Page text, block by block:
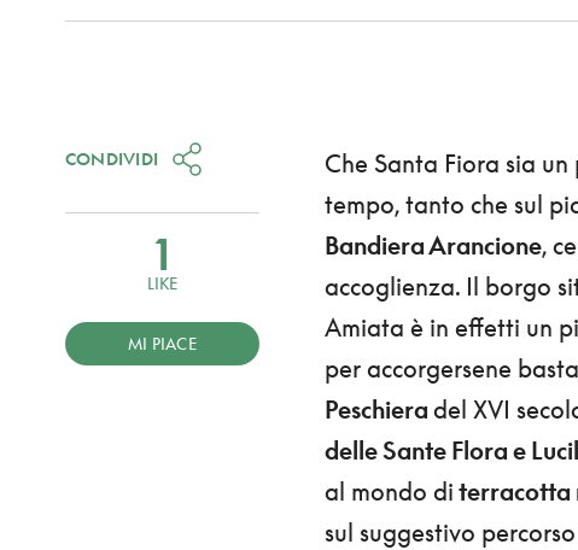
Che Santa Fiora sia
tempo, tanto che sul
Bandiera Arancione,
accoglienza. Il borgo
Amiata è in effetti un
per accorgersene
Peschiera del XVI
delle Sante Flora e
al mondo di terracotta
sul suggestivo
CONDIVIDI
1
LIKE
MI PIACE